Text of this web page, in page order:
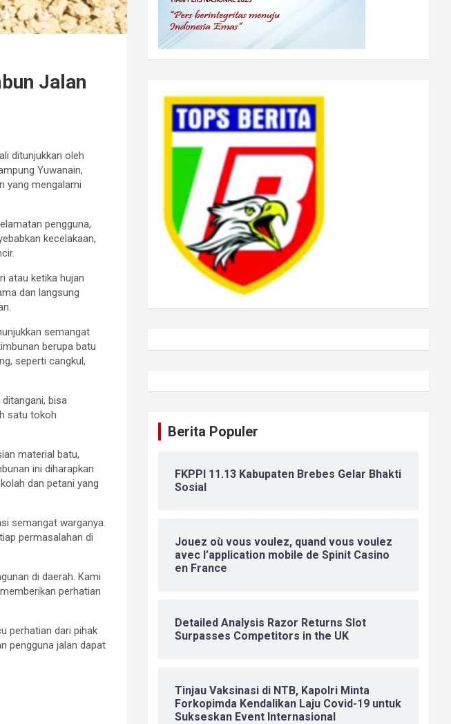
Jalan
ditunjukkan oleh
Yuwanain,
yang mengalami
pengguna,
kecelakaan,
atau ketika hujan
dan langsung
semangat
berupa batu
seperti cangkul,
bisa
satu tokoh
material batu,
ini diharapkan
dan petani yang
semangat warganya.
permasalahan di
di daerah. Kami
perhatian
perhatian dari pihak
pengguna jalan dapat
Berita Populer
FKPPI 11.13 Kabupaten Brebes Gelar Bhakti
Sosial
Jouez où vous voulez, quand vous voulez
avec l’application mobile de Spinit Casino
en France
Detailed Analysis Razor Returns Slot
Surpasses Competitors in the UK
Tinjau Vaksinasi di NTB, Kapolri Minta
Forkopimda Kendalikan Laju Covid-19 untuk
Sukseskan Event Internasional